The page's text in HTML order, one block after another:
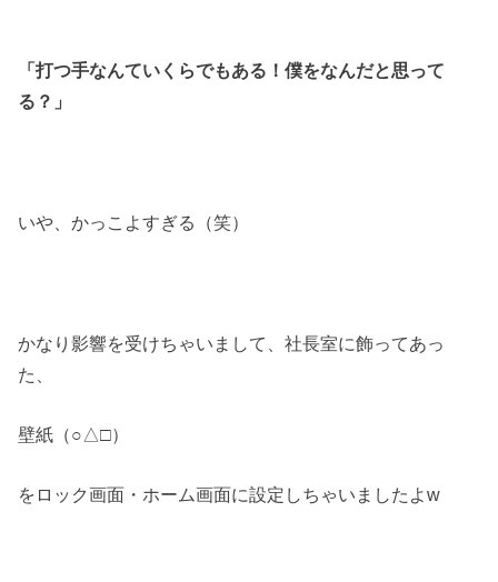
「打つ手なんていくらでもある！僕をなんだと思って
る？」
いや、かっこよすぎる（笑）
かなり影響を受けちゃいまして、社長室に飾ってあっ
た、
壁紙（○△□）
をロック画面・ホーム画面に設定しちゃいましたよw